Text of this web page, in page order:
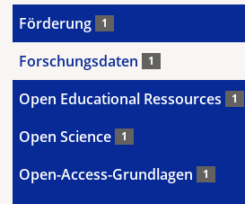
Förderung 1
Forschungsdaten 1
Open Educational Ressources 1
Open Science 1
Open-Access-Grundlagen 1